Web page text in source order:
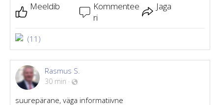
Meeldib
Kommentee
ri
Jaga
(11)
Rasmus S.
30 min ·
suurepärane, väga informatiivne